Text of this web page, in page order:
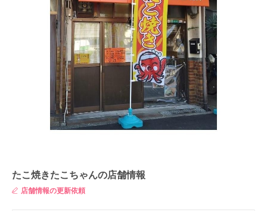
たこ焼きたこちゃんの店舗情報
店舗情報の更新依頼